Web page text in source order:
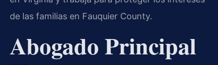
de las familias en Fauquier County.
Abogado Principal